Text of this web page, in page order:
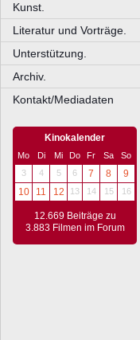
Kunst.
Literatur und Vorträge.
Unterstützung.
Archiv.
Kontakt/Mediadaten
Kinokalender
Mo Di Mi Do Fr Sa
So
3
4 5 6 7 8
9
10
11 12 13 14 15 16
12.669 Beiträge zu
3.883 Filmen im Forum